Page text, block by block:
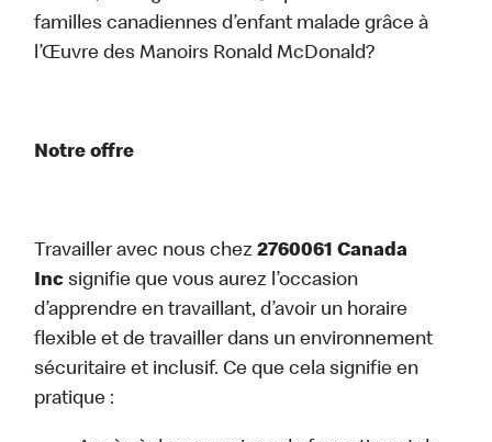
familles canadiennes d’enfant malade grâce à
l’Œuvre des Manoirs Ronald McDonald?
Notre offre
Travailler avec nous chez2760061 Canada
Incsignifie que vous aurez l’occasion
d’apprendre en travaillant, d’avoir un horaire
flexible et de travailler dans un environnement
sécuritaire et inclusif. Ce que cela signifie en
pratique :